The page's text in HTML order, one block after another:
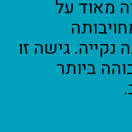
מאוד על
נקייה. גישה זו
ביותר